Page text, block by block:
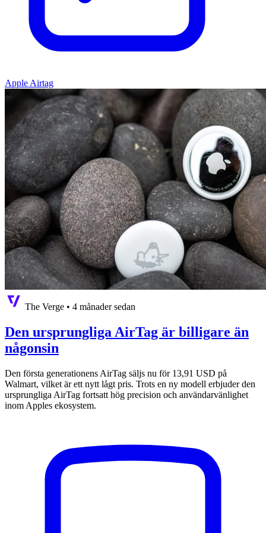
Apple Airtag
The Verge • 4 månader sedan
Den ursprungliga AirTag är billigare än
någonsin
Den första generationens AirTag säljs nu för 13,91 USD på
Walmart, vilket är ett nytt lågt pris. Trots en ny modell erbjuder den
ursprungliga AirTag fortsatt hög precision och användarvänlighet
inom Apples ekosystem.